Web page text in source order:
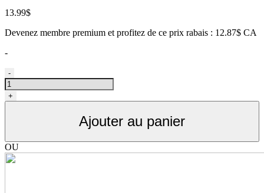
13.99$
Devenez membre premium et profitez de ce prix rabais : 12.87$ CA
-
quantité
de
Courroie
en
plastique
24"
-
+
Ajouter au panier
OU